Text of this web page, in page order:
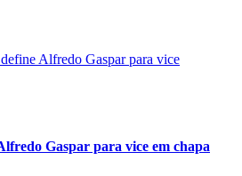
Gaspar para vice em chapa